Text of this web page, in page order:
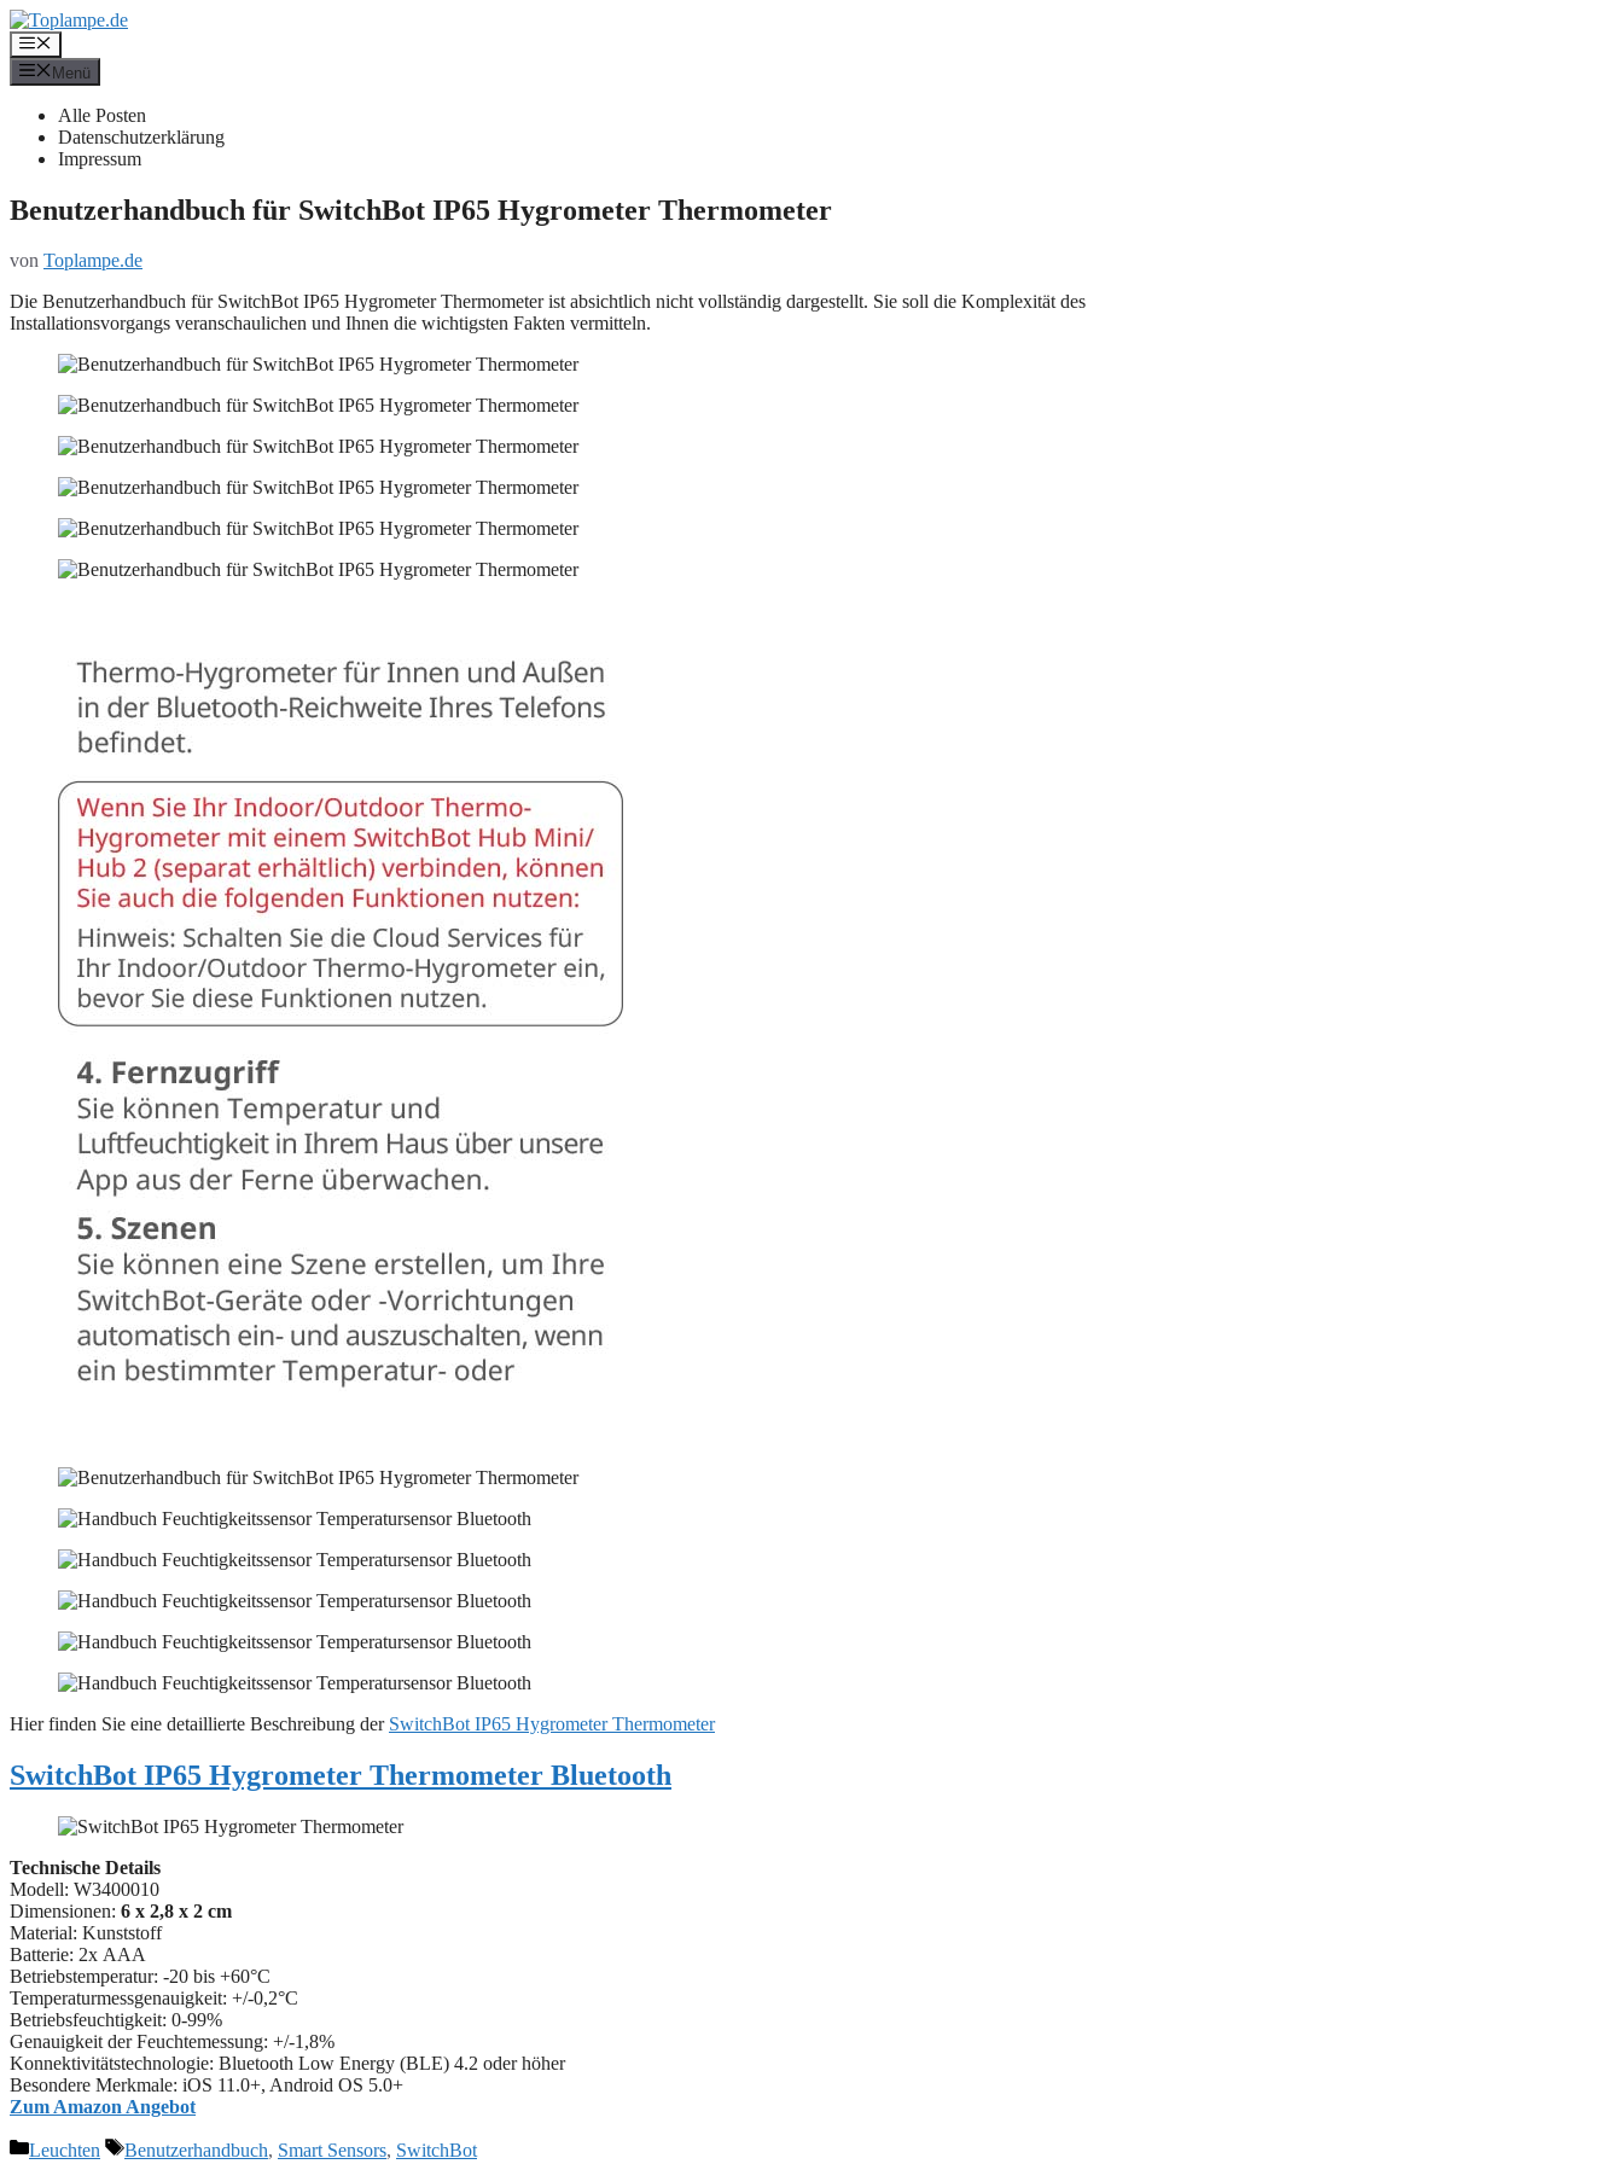
Zum
Inhalt
springen
Menü
Menü
Alle Posten
Datenschutzerklärung
Impressum
Benutzerhandbuch für SwitchBot IP65 Hygrometer Thermometer
von Toplampe.de
Die Benutzerhandbuch für SwitchBot IP65 Hygrometer Thermometer ist absichtlich nicht vollständig dargestellt. Sie soll die Komplexität des
Installationsvorgangs veranschaulichen und Ihnen die wichtigsten Fakten vermitteln.
Hier finden Sie eine detaillierte Beschreibung der SwitchBot IP65 Hygrometer Thermometer
SwitchBot IP65 Hygrometer Thermometer Bluetooth
Technische Details
Modell: W3400010
Dimensionen: 6 x 2,8 x 2 cm
Material: Kunststoff
Batterie: 2x AAA
Betriebstemperatur: -20 bis +60°C
Temperaturmessgenauigkeit: +/-0,2°C
Betriebsfeuchtigkeit: 0-99%
Genauigkeit der Feuchtemessung: +/-1,8%
Konnektivitätstechnologie: Bluetooth Low Energy (BLE) 4.2 oder höher
Besondere Merkmale: ‎iOS 11.0+, Android OS 5.0+
Zum Amazon Angebot
Kategorien
Leuchten Schlagwörter
Benutzerhandbuch, Smart Sensors, SwitchBot